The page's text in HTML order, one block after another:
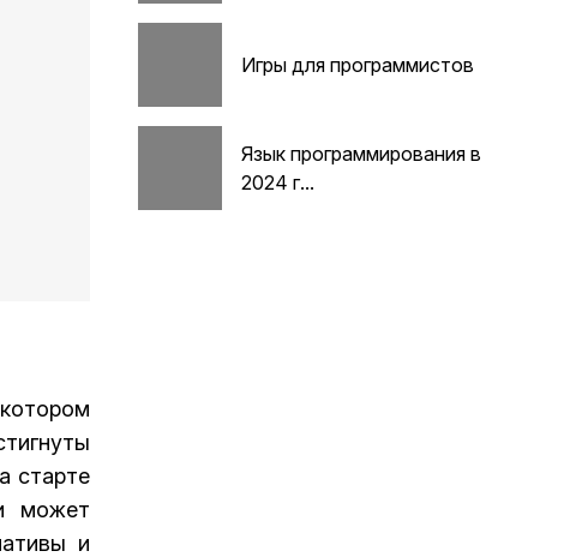
старте
может
и
Игры для программистов
Язык программирования в
2024 г...